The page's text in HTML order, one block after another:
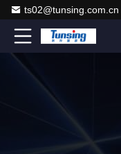
ts02@tunsing.com.cn